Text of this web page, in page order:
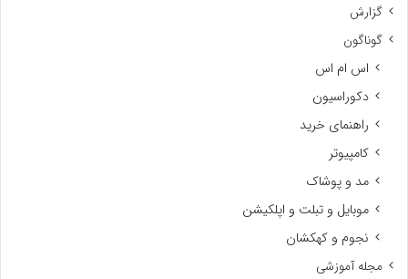
دیالوگ های ماندگار
سبک زندگی
سینما و تلویزیون
شبکه و اینترنت
سئو و بهبود رتبه
سایت های اینترنتی
کسب درآمد
گالری
گزارش
گوناگون